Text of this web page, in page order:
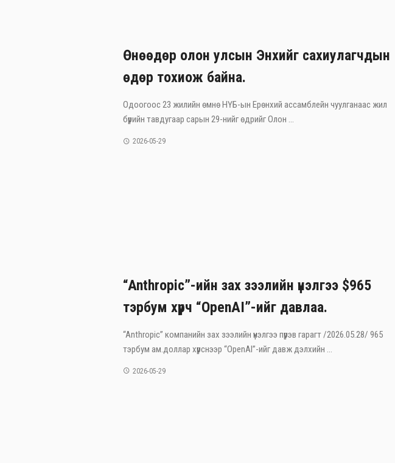
Өнөөдөр олон улсын Энхийг сахиулагчдын
өдөр тохиож байна.
Одоогоос 23 жилийн өмнө НҮБ-ын Ерөнхий ассамблейн чуулганаас жил
бүрийн тавдугаар сарын 29-нийг өдрийг Олон ...
2026-05-29
“Anthropic”-ийн зах зээлийн үнэлгээ $965
тэрбум хүрч “OpenAI”-ийг давлаа.
“Anthropic” компанийн зах зээлийн үнэлгээ пүрэв гарагт /2026.05.28/ 965
тэрбум ам.доллар хүрснээр “OpenAI”-ийг давж дэлхийн ...
2026-05-29